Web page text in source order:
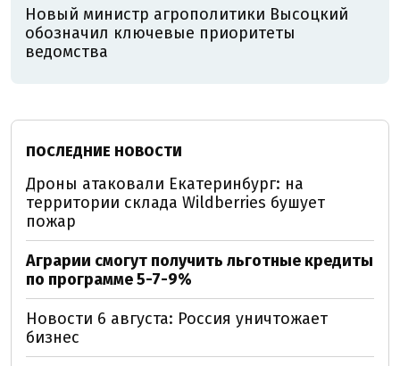
Новый министр агрополитики Высоцкий
обозначил ключевые приоритеты
ведомства
ПОСЛЕДНИЕ НОВОСТИ
Дроны атаковали Екатеринбург: на
территории склада Wildberries бушует
пожар
Аграрии смогут получить льготные кредиты
по программе 5-7-9%
Новости 6 августа: Россия уничтожает
бизнес